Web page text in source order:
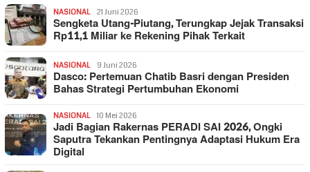
NASIONAL 21 Juni 2026
Sengketa Utang-Piutang, Terungkap Jejak Transaksi
Rp11,1 Miliar ke Rekening Pihak Terkait
NASIONAL 9 Juni 2026
Dasco: Pertemuan Chatib Basri dengan Presiden
Bahas Strategi Pertumbuhan Ekonomi
NASIONAL 10 Mei 2026
Jadi Bagian Rakernas PERADI SAI 2026, Ongki
Saputra Tekankan Pentingnya Adaptasi Hukum Era
Digital